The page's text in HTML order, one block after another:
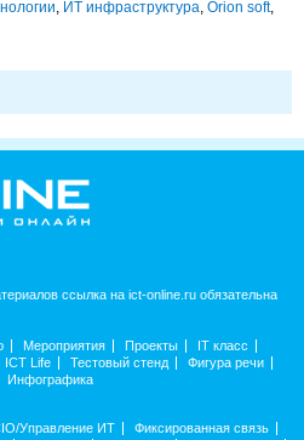
ИТ инфраструктура Orion soft,
ссылка на ict-online.ru обязательна
Мероприятия Проекты
IT класс
ICT Life Тестовый стенд
Фигура речи
Инфографика
Управление ИТ
Фиксированная связь